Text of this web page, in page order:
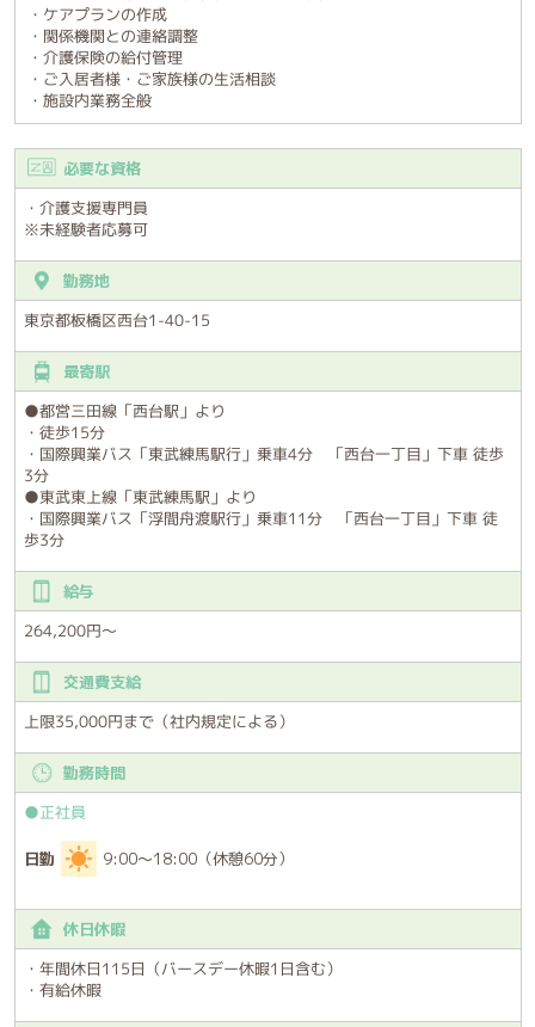
・ケアプランの作成
・関係機関との連絡調整
・介護保険の給付管理
・ご入居者様・ご家族様の生活相談
・施設内業務全般
必要な資格
・介護支援専門員
※未経験者応募可
勤務地
東京都板橋区西台1-40-15
最寄駅
●都営三田線「西台駅」より
・徒歩15分
・国際興業バス「東武練馬駅行」乗車4分 「西台一丁目」下車 徒歩
3分
●東武東上線「東武練馬駅」より
・国際興業バス「浮間舟渡駅行」乗車11分 「西台一丁目」下車 徒
歩3分
給与
264,200円～
交通費支給
上限35,000円まで（社内規定による）
勤務時間
●正社員
日勤 9:00～18:00（休憩60分）
休日休暇
・年間休日115日（バースデー休暇1日含む）
・有給休暇